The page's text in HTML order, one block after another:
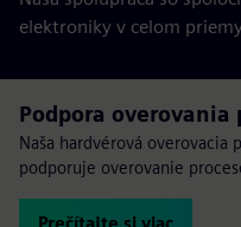
elektroniky v celom
Podpora overovania
Naša hardvérová overovacia
podporuje overovanie
Prečítajte si viac